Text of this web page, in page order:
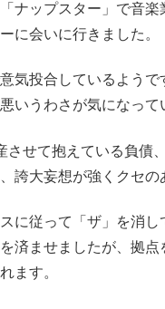
ナップスター」で音楽
に会いに行きました。
気投合しているようで
いうわさが気になって
させて抱えている負債
誇大妄想が強くクセの
に従って「ザ」を消し
済ませましたが、拠点
ます。